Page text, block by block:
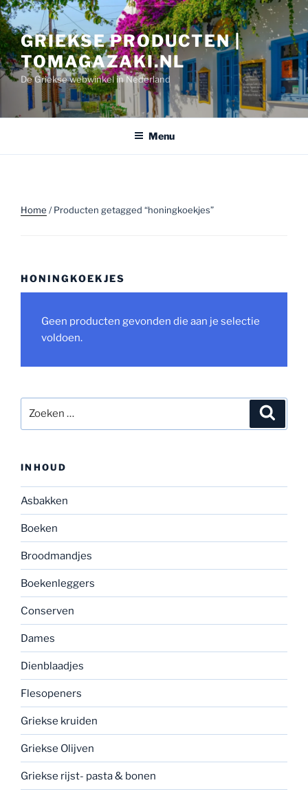
Ga
naar
de
inhoud
GRIEKSE PRODUCTEN |
TOMAGAZAKI.NL
De Griekse webwinkel in Nederland
Menu
Home / Producten getagged “honingkoekjes”
HONINGKOEKJES
Geen producten gevonden die aan je selectie
voldoen.
naar:
INHOUD
Asbakken
Boeken
Broodmandjes
Boekenleggers
Conserven
Dames
Dienblaadjes
Flesopeners
Griekse kruiden
Griekse Olijven
Griekse rijst- pasta & bonen